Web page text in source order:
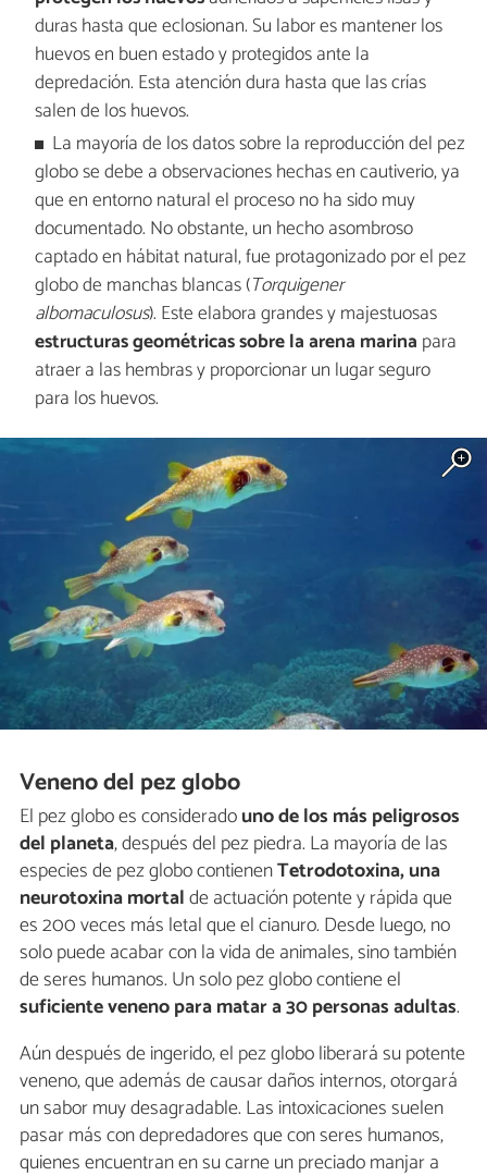
duras hasta que eclosionan. Su labor es mantener los
huevos en buen estado y protegidos ante la
depredación. Esta atención dura hasta que las crías
salen de los huevos.
La mayoría de los datos sobre la reproducción del pez
globo se debe a observaciones hechas en cautiverio, ya
que en entorno natural el proceso no ha sido muy
documentado. No obstante, un hecho asombroso
captado en hábitat natural, fue protagonizado por el pez
globo de manchas blancas (Torquigener
albomaculosus). Este elabora grandes y majestuosas
estructuras geométricas sobre la arena marina para
atraer a las hembras y proporcionar un lugar seguro
para los huevos.
Veneno del pez globo
El pez globo es consideradouno de los más peligrosos
del planeta, después del pez piedra. La mayoría de las
especies de pez globo contienenTetrodotoxina, una
neurotoxina mortalde actuación potente y rápida que
es 200 veces más letal que el cianuro. Desde luego, no
solo puede acabar con la vida de animales, sino también
de seres humanos. Un solo pez globo contiene el
suficiente veneno para matar a 30 personas adultas.
Aún después de ingerido, el pez globo liberará su potente
veneno, que además de causar daños internos, otorgará
un sabor muy desagradable. Las intoxicaciones suelen
pasar más con depredadores que con seres humanos,
quienes encuentran en su carne un preciado manjar a